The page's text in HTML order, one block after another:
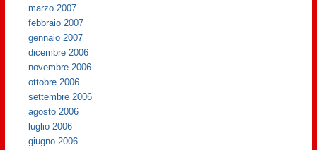
marzo 2007
febbraio 2007
gennaio 2007
dicembre 2006
novembre 2006
ottobre 2006
settembre 2006
agosto 2006
luglio 2006
giugno 2006